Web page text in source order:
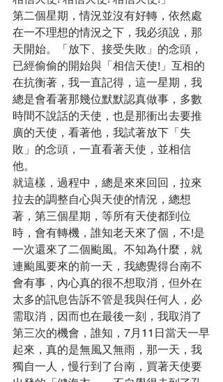
第二個星期，情況並沒有好轉，依然處
在一不理想的情況之下，我必須說，那
天開始。「放下、接受失敗」的念頭，
已經偷偷的開始與「相信天使!」互相的
在抗衡著，我一直記得，這一星期，我
總是會看著那幾位默默認真做事，多數
時間不說話的天使，也是那衝出去要推
廣的天使，看著他，我試著放下「失
敗」的念頭，一直看著天使，並相信
他。
就這樣，過程中，總是來來回回，拉來
拉去的調整自心與天使的情況，總想
著，第三個星期，等所有天使都到位
時，會有轉機，誰知老天來了個，不!是
一次還來了二個颱風。不知為什麼，就
連颱風要來的前一天，我總覺得台南不
會有事，內心真的很不想取消，但外在
太多的訊息告訴不管是我與任何人，必
需取消，因而也在最後一刻，我取消了
第三次的機會，誰知，7月11日當天一早
起來，真的是無風又無雨，那一天，我
獨自一人，慢行到了台南，買著天使要